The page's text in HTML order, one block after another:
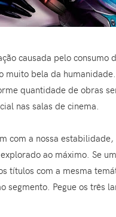
causada pelo
muito bela da
quantidade de obras
nas salas de cinema.
com a nossa
ao máximo. Se
títulos com a mesma
Pegue os três